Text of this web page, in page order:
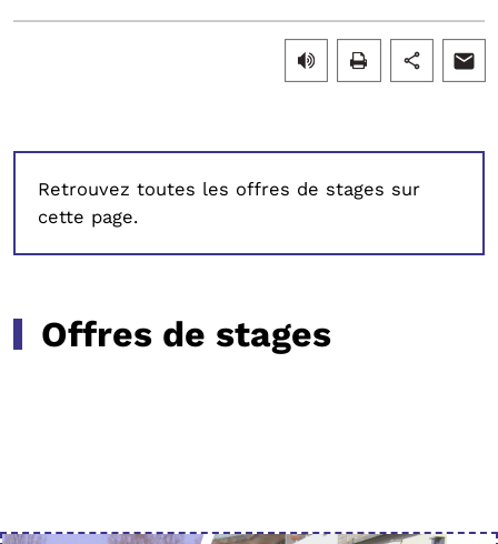
Retrouvez toutes les offres de stages sur
cette page.
Offres de stages